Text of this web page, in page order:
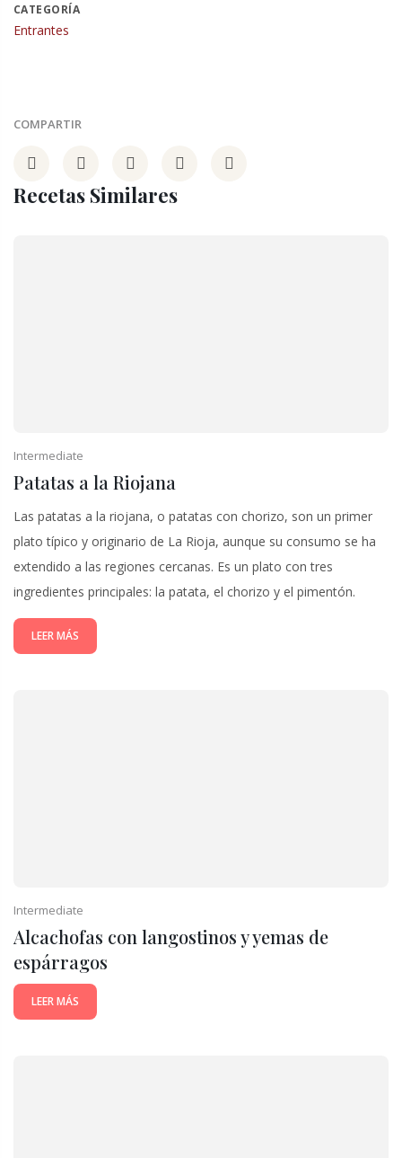
CATEGORÍA
Entrantes
COMPARTIR
Recetas Similares
Intermediate
Patatas a la Riojana
Las patatas a la riojana, o patatas con chorizo, son un primer
plato típico y originario de La Rioja, aunque su consumo se ha
extendido a las regiones cercanas. Es un plato con tres
ingredientes principales: la patata, el chorizo y el pimentón.
LEER MÁS
Intermediate
Alcachofas con langostinos y yemas de
espárragos
LEER MÁS